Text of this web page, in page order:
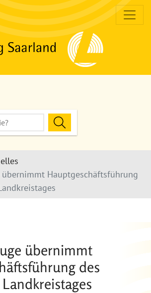
Suche Starten
übernimmt Hauptgeschäftsführung
übernimmt
des